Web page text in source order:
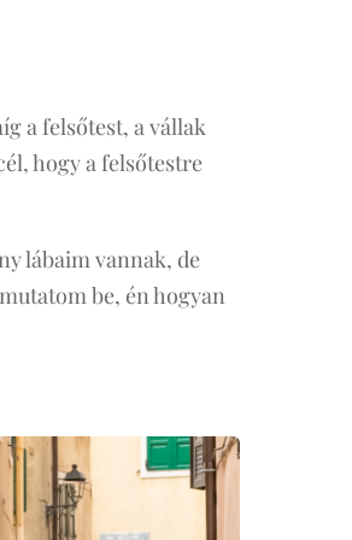
a felsőtest, a vállak
hogy a felsőtestre
lábaim vannak, de
be, én hogyan